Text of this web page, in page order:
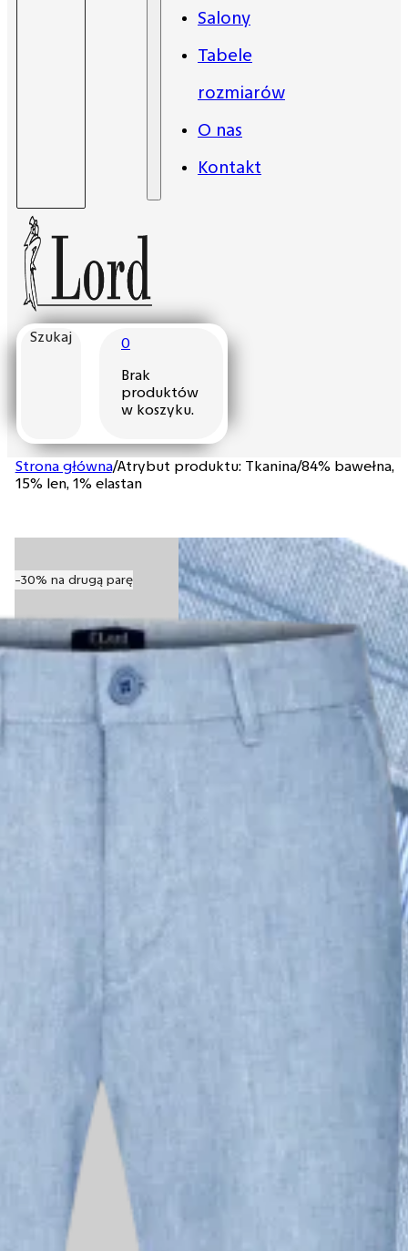
Salony
Tabele
rozmiarów
O nas
Kontakt
Szukaj
0
Brak
produktów
w koszyku.
Strona główna/Atrybut produktu: Tkanina/84% bawełna,
15% len, 1% elastan
-30% na drugą parę